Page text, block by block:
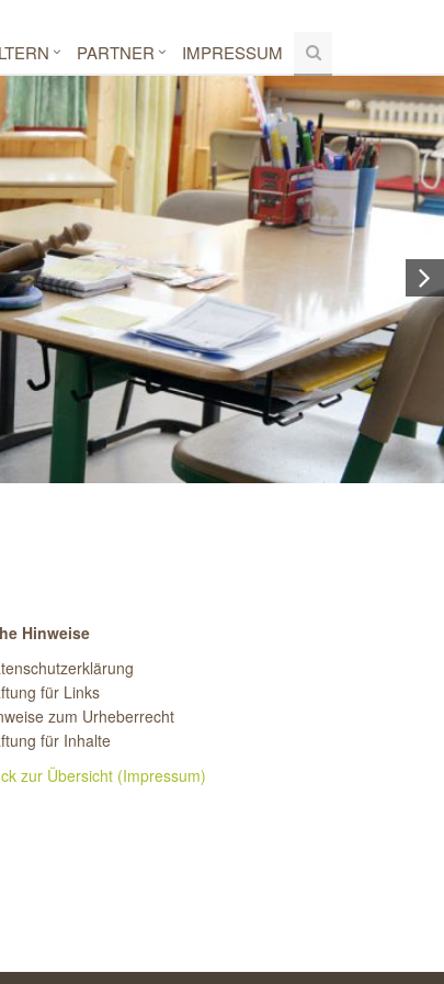
PARTNER IMPRESSUM
Hinweise
für Links
zum Urheberrecht
für Inhalte
zur Übersicht (Impressum)